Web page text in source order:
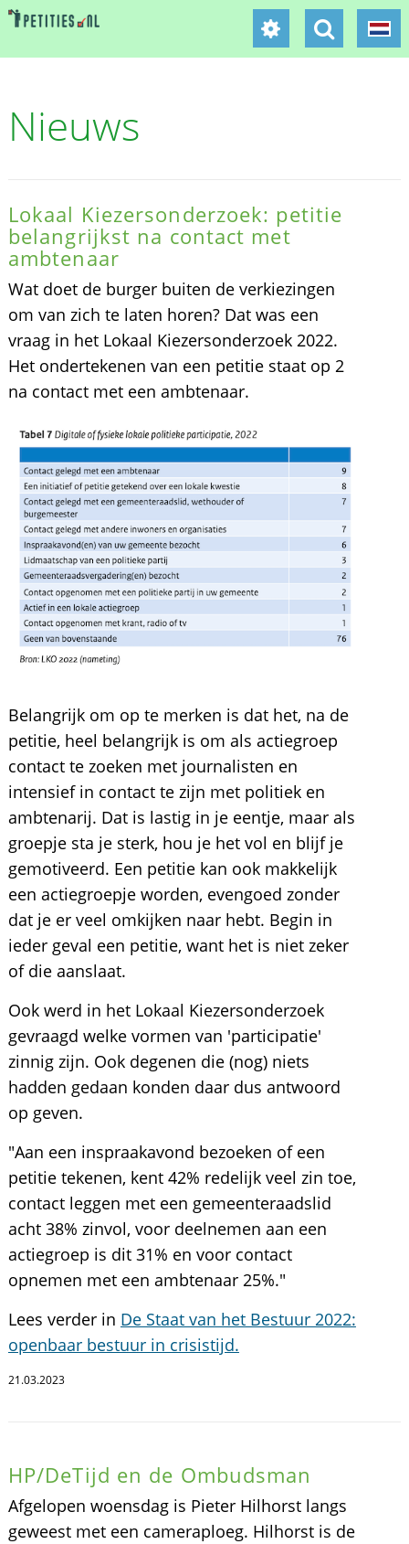
Nieuws
Lokaal Kiezersonderzoek: petitie
belangrijkst na contact met
ambtenaar
Wat doet de burger buiten de verkiezingen
om van zich te laten horen? Dat was een
vraag in het Lokaal Kiezersonderzoek 2022.
Het ondertekenen van een petitie staat op 2
na contact met een ambtenaar.
Belangrijk om op te merken is dat het, na de
petitie, heel belangrijk is om als actiegroep
contact te zoeken met journalisten en
intensief in contact te zijn met politiek en
ambtenarij. Dat is lastig in je eentje, maar als
groepje sta je sterk, hou je het vol en blijf je
gemotiveerd. Een petitie kan ook makkelijk
een actiegroepje worden, evengoed zonder
dat je er veel omkijken naar hebt. Begin in
ieder geval een petitie, want het is niet zeker
of die aanslaat.
Ook werd in het Lokaal Kiezersonderzoek
gevraagd welke vormen van 'participatie'
zinnig zijn. Ook degenen die (nog) niets
hadden gedaan konden daar dus antwoord
op geven.
"Aan een inspraakavond bezoeken of een
petitie tekenen, kent 42% redelijk veel zin toe,
contact leggen met een gemeenteraadslid
acht 38% zinvol, voor deelnemen aan een
actiegroep is dit 31% en voor contact
opnemen met een ambtenaar 25%."
Lees verder in De Staat van het Bestuur 2022:
openbaar bestuur in crisistijd.
21.03.2023
HP/DeTijd en de Ombudsman
Afgelopen woensdag is Pieter Hilhorst langs
geweest met een cameraploeg. Hilhorst is de